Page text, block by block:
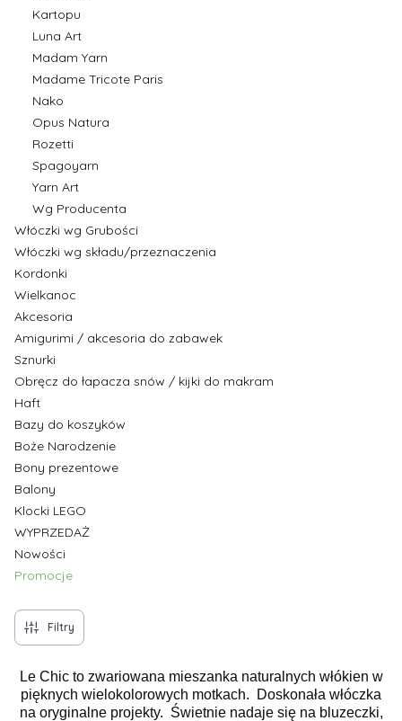
Kartopu
Luna Art
Madam Yarn
Madame Tricote Paris
Nako
Opus Natura
Rozetti
Spagoyarn
Yarn Art
Wg Producenta
Włóczki wg Grubości
Włóczki wg składu/przeznaczenia
Kordonki
Wielkanoc
Akcesoria
Amigurimi / akcesoria do zabawek
Sznurki
Obręcz do łapacza snów / kijki do makram
Haft
Bazy do koszyków
Boże Narodzenie
Bony prezentowe
Balony
Klocki LEGO
WYPRZEDAŻ
Nowości
Promocje
Filtry
Le Chic to zwariowana mieszanka naturalnych włókien w
pięknych wielokolorowych motkach. Doskonała włóczka
na oryginalne projekty. Świetnie nadaje się na bluzeczki,